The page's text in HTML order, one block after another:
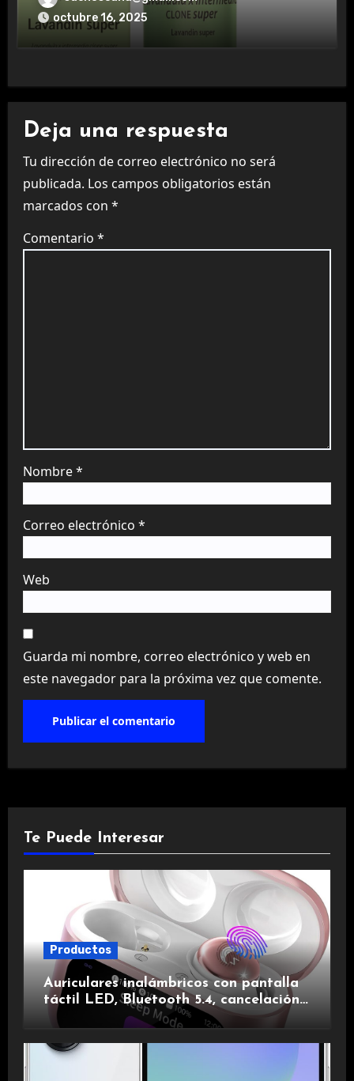
octubre 16, 2025
Deja una respuesta
Tu dirección de correo electrónico no será
publicada. Los campos obligatorios están
marcados con *
Comentario *
Nombre*
Correo electrónico *
Web
Guarda mi nombre, correo electrónico y web en
este navegador para la próxima vez que comente.
Te Puede Interesar
Productos
Auriculares inalámbricos con pantalla
táctil LED, Bluetooth 5.4, cancelación
de ruido, impermeables y de larga
duración.